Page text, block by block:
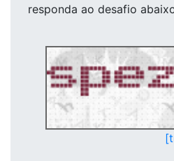
responda ao desafio